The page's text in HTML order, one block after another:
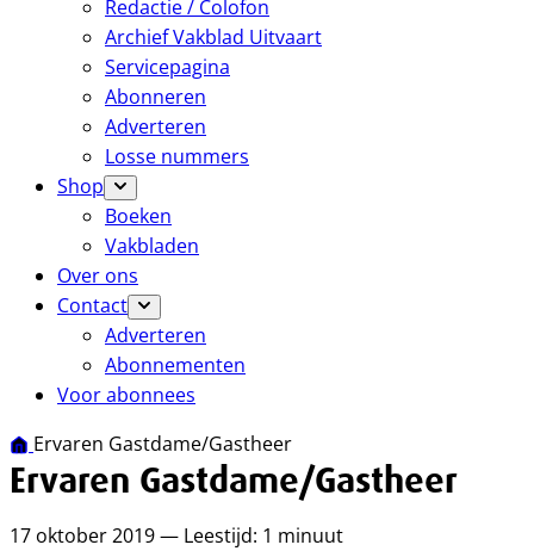
Redactie / Colofon
Archief Vakblad Uitvaart
Servicepagina
Abonneren
Adverteren
Losse nummers
Shop
Boeken
Vakbladen
Over ons
Contact
Adverteren
Abonnementen
Voor abonnees
Ervaren Gastdame/Gastheer
Ervaren Gastdame/Gastheer
17 oktober 2019 — Leestijd: 1 minuut